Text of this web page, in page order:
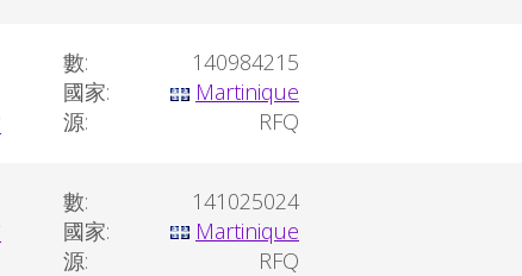
數:
140984215
國家:
Martinique
源:
RFQ
數:
141025024
國家:
Martinique
源:
RFQ